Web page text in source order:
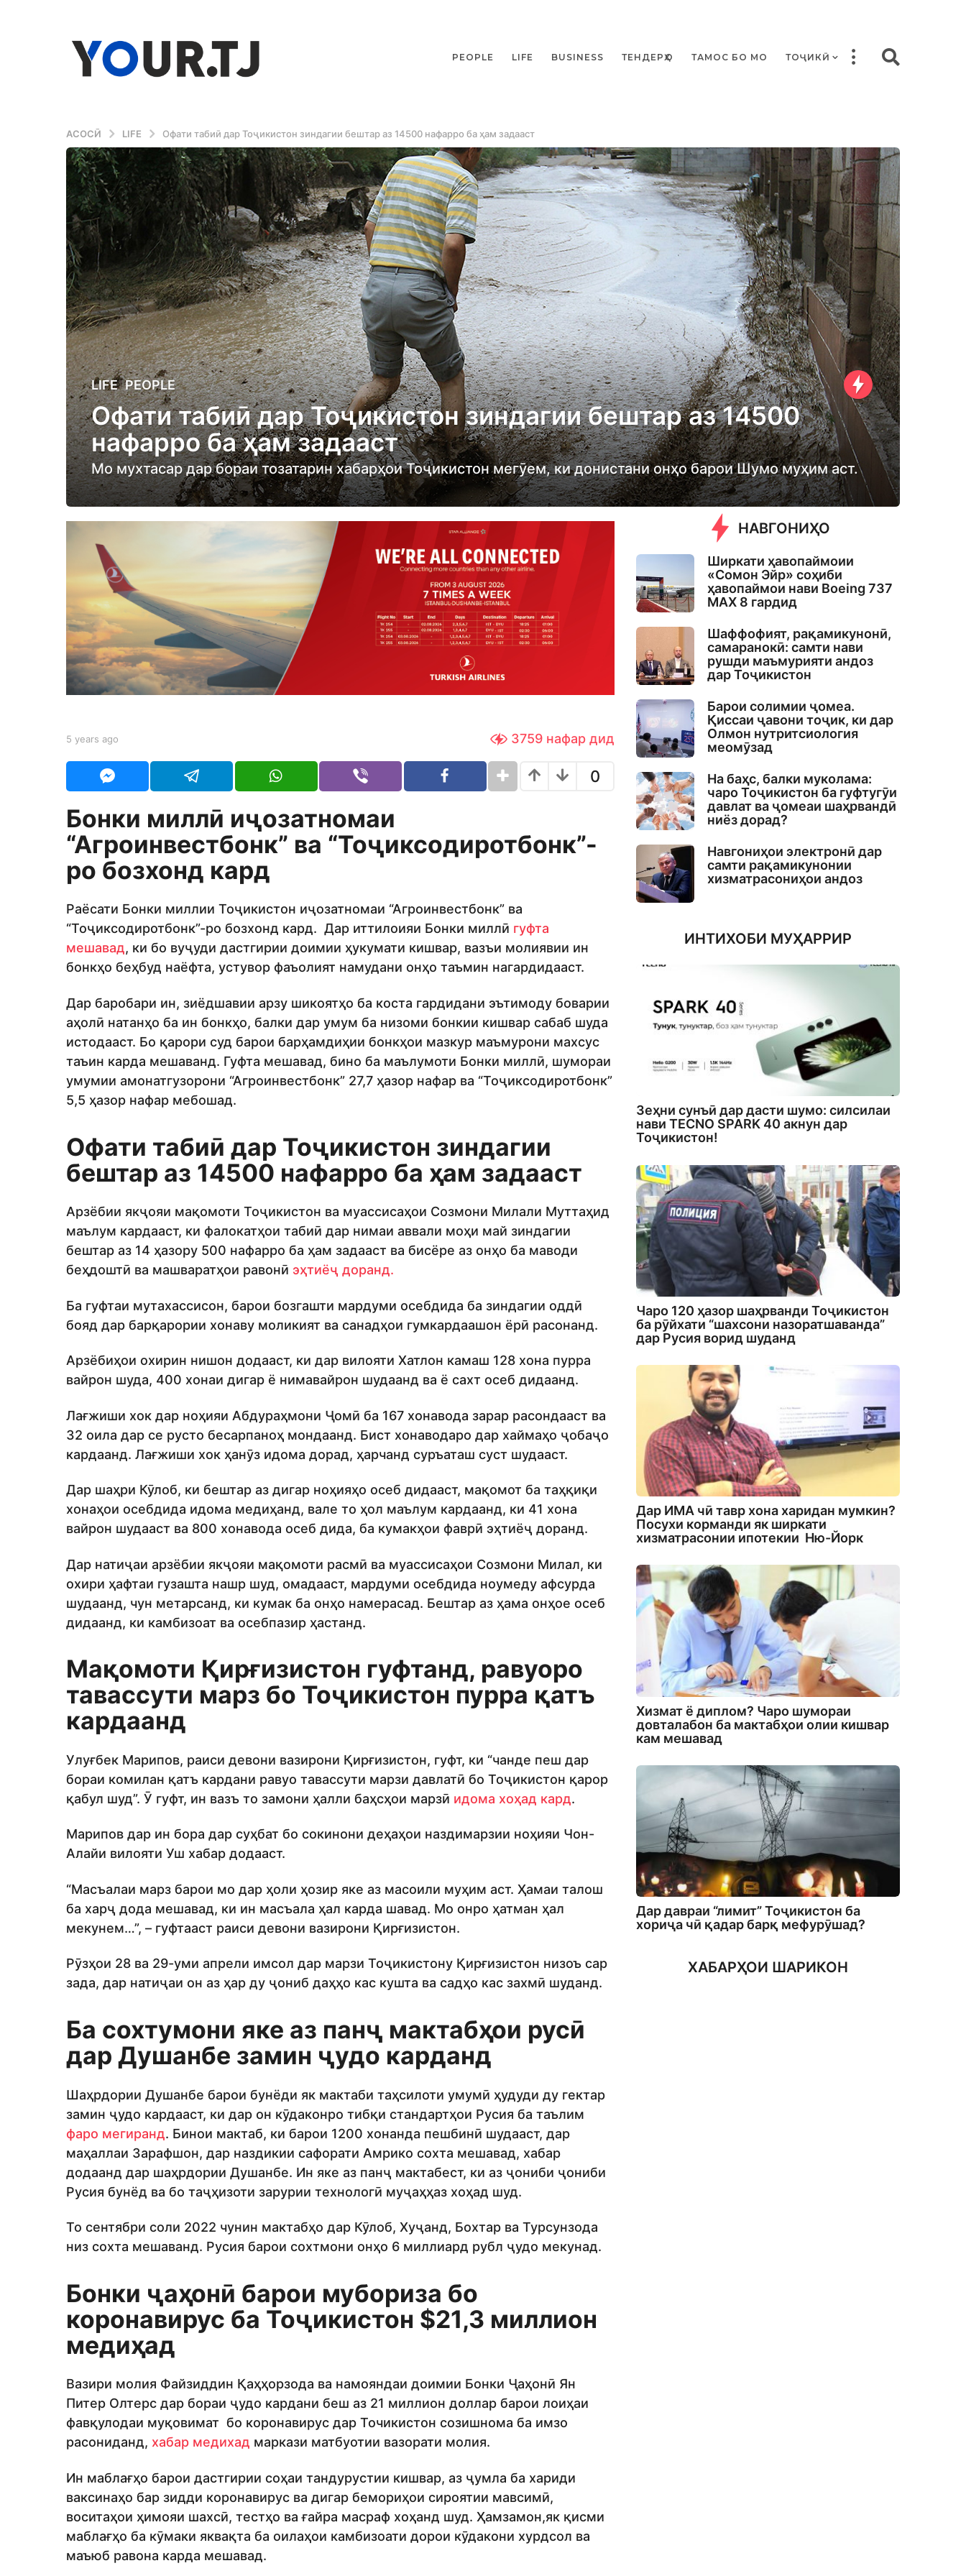
PEOPLE LIFE BUSINESS ТЕНДЕРҲО ТАМОС БО МО ТОҶИКӢ
АСОСӢ LIFE Офати табиӣ дар Тоҷикистон зиндагии бештар аз 14500 нафарро ба ҳам задааст
5
y
e
a
r
s
a
5
y
a
r
s
a
g
LIFE ,PEOPLE
Офати табиӣ дар Тоҷикистон зиндагии бештар аз 14500
нафарро ба ҳам задааст
Мо мухтасар дар бораи тозатарин хабарҳои Тоҷикистон мегӯем, ки донистани онҳо барои Шумо муҳим аст.
b
Y
U
R
5 years ago
r
a
o
3759 нафар дид
0
Бонки миллӣ иҷозатномаи
“Агроинвестбонк” ва “Тоҷиксодиротбонк”-
ро бозхонд кард
Раёсати Бонки миллии Тоҷикистон иҷозатномаи “Агроинвестбонк” ва
“Тоҷиксодиротбонк”-ро бозхонд кард. Дар иттилоияи Бонки миллӣ гуфта
мешавад, ки бо вуҷуди дастгирии доимии ҳукумати кишвар, вазъи молиявии ин
бонкҳо беҳбуд наёфта, устувор фаъолият намудани онҳо таъмин нагардидааст.
Дар баробари ин, зиёдшавии арзу шикоятҳо ба коста гардидани эътимоду боварии
аҳолӣ натанҳо ба ин бонкҳо, балки дар умум ба низоми бонкии кишвар сабаб шуда
истодааст. Бо қарори суд барои барҳамдиҳии бонкҳои мазкур маъмурони махсус
таъин карда мешаванд. Гуфта мешавад, бино ба маълумоти Бонки миллӣ, шумораи
умумии амонатгузорони “Агроинвестбонк” 27,7 ҳазор нафар ва “Тоҷиксодиротбонк”
5,5 ҳазор нафар мебошад.
Офати табиӣ дар Тоҷикистон зиндагии
бештар аз 14500 нафарро ба ҳам задааст
Арзёбии якҷояи мақомоти Тоҷикистон ва муассисаҳои Созмони Милали Муттаҳид
маълум кардааст, ки фалокатҳои табиӣ дар нимаи аввали моҳи май зиндагии
бештар аз 14 ҳазору 500 нафарро ба ҳам задааст ва бисёре аз онҳо ба маводи
беҳдоштӣ ва машваратҳои равонӣ эҳтиёҷ доранд.
Ба гуфтаи мутахассисон, барои бозгашти мардуми осебдида ба зиндагии оддӣ
бояд дар барқарории хонаву моликият ва санадҳои гумкардаашон ёрӣ расонанд.
Арзёбиҳои охирин нишон додааст, ки дар вилояти Хатлон камаш 128 хона пурра
вайрон шуда, 400 хонаи дигар ё нимавайрон шудаанд ва ё сахт осеб дидаанд.
Лағжиши хок дар ноҳияи Абдураҳмони Ҷомӣ ба 167 хонавода зарар расондааст ва
32 оила дар се русто бесарпаноҳ мондаанд. Бист хонаводаро дар хаймаҳо ҷобаҷо
кардаанд. Лағжиши хок ҳанӯз идома дорад, ҳарчанд суръаташ суст шудааст.
Дар шаҳри Кӯлоб, ки бештар аз дигар ноҳияҳо осеб дидааст, мақомот ба таҳқиқи
хонаҳои осебдида идома медиҳанд, вале то ҳол маълум кардаанд, ки 41 хона
вайрон шудааст ва 800 хонавода осеб дида, ба кумакҳои фаврӣ эҳтиёҷ доранд.
Дар натиҷаи арзёбии якҷояи мақомоти расмӣ ва муассисаҳои Созмони Милал, ки
охири ҳафтаи гузашта нашр шуд, омадааст, мардуми осебдида ноумеду афсурда
шудаанд, чун метарсанд, ки кумак ба онҳо намерасад. Бештар аз ҳама онҳое осеб
дидаанд, ки камбизоат ва осебпазир ҳастанд.
Мақомоти Қирғизистон гуфтанд, равуоро
тавассути марз бо Тоҷикистон пурра қатъ
кардаанд
Улуғбек Марипов, раиси девони вазирони Қирғизистон, гуфт, ки “чанде пеш дар
бораи комилан қатъ кардани равуо тавассути марзи давлатӣ бо Тоҷикистон қарор
қабул шуд”. Ӯ гуфт, ин вазъ то замони ҳалли баҳсҳои марзӣ идома хоҳад кард.
Марипов дар ин бора дар суҳбат бо сокинони деҳаҳои наздимарзии ноҳияи Чон-
Алайи вилояти Уш хабар додааст.
“Масъалаи марз барои мо дар ҳоли ҳозир яке аз масоили муҳим аст. Ҳамаи талош
ба харҷ дода мешавад, ки ин масъала ҳал карда шавад. Мо онро ҳатман ҳал
мекунем…”, – гуфтааст раиси девони вазирони Қирғизистон.
Рӯзҳои 28 ва 29-уми апрели имсол дар марзи Тоҷикистону Қирғизистон низоъ сар
зада, дар натиҷаи он аз ҳар ду ҷониб даҳҳо кас кушта ва садҳо кас захмӣ шуданд.
Ба сохтумони яке аз панҷ мактабҳои русӣ
дар Душанбе замин ҷудо карданд
Шаҳрдории Душанбе барои бунёди як мактаби таҳсилоти умумӣ ҳудуди ду гектар
замин ҷудо кардааст, ки дар он кӯдаконро тибқи стандартҳои Русия ба таълим
фаро мегиранд. Бинои мактаб, ки барои 1200 хонанда пешбинӣ шудааст, дар
маҳаллаи Зарафшон, дар наздикии сафорати Амрико сохта мешавад, хабар
додаанд дар шаҳрдории Душанбе. Ин яке аз панҷ мактабест, ки аз ҷониби ҷониби
Русия бунёд ва бо таҷҳизоти зарурии технологӣ муҷаҳҳаз хоҳад шуд.
То сентябри соли 2022 чунин мактабҳо дар Кӯлоб, Хуҷанд, Бохтар ва Турсунзода
низ сохта мешаванд. Русия барои сохтмони онҳо 6 миллиард рубл ҷудо мекунад.
Бонки ҷаҳонӣ барои мубориза бо
коронавирус ба Тоҷикистон $21,3 миллион
медиҳад
Вазири молия Файзиддин Қаҳҳорзода ва намояндаи доимии Бонки Ҷаҳонӣ Ян
Питер Олтерс дар бораи ҷудо кардани беш аз 21 миллион доллар барои лоиҳаи
фавқулодаи муқовимат бо коронавирус дар Точикистон созишнома ба имзо
расониданд, хабар медихад маркази матбуотии вазорати молия.
Ин маблағҳо барои дастгирии соҳаи тандурустии кишвар, аз ҷумла ба хариди
ваксинаҳо бар зидди коронавирус ва дигар бемориҳои сироятии мавсимӣ,
воситаҳои ҳимояи шахсӣ, тестҳо ва ғайра масраф хоҳанд шуд. Ҳамзамон,як қисми
маблағҳо ба кӯмаки яквақта ба оилаҳои камбизоати дорои кӯдакони хурдсол ва
маъюб равона карда мешавад.
НАВГОНИҲО
Ширкати ҳавопаймоии
«Сомон Эйр» соҳиби
ҳавопаймои нави Boeing 737
MAX 8 гардид
Шаффофият, рақамикунонӣ,
самаранокӣ: самти нави
рушди маъмурияти андоз
дар Тоҷикистон
Барои солимии ҷомеа.
Қиссаи ҷавони тоҷик, ки дар
Олмон нутритсиология
меомӯзад
На баҳс, балки муколама:
чаро Тоҷикистон ба гуфтугӯи
давлат ва ҷомеаи шаҳрвандӣ
ниёз дорад?
Навгониҳои электронӣ дар
самти рақамикунонии
хизматрасониҳои андоз
ИНТИХОБИ МУҲАРРИР
Зеҳни сунъӣ дар дасти шумо: силсилаи
нави TECNO SPARK 40 акнун дар
Тоҷикистон!
Чаро 120 ҳазор шаҳрванди Тоҷикистон
ба рӯйхати “шахсони назоратшаванда”
дар Русия ворид шуданд
Дар ИМА чӣ тавр хона харидан мумкин?
Посухи корманди як ширкати
хизматрасонии ипотекии Ню-Йорк
Хизмат ё диплом? Чаро шумораи
довталабон ба мактабҳои олии кишвар
кам мешавад
Дар давраи “лимит” Тоҷикистон ба
хориҷа чӣ қадар барқ мефурӯшад?
ХАБАРҲОИ ШАРИКОН